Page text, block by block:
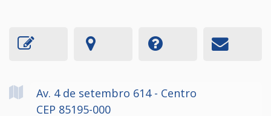
Av. 4 de setembro 614 - Centro
CEP 85195-000